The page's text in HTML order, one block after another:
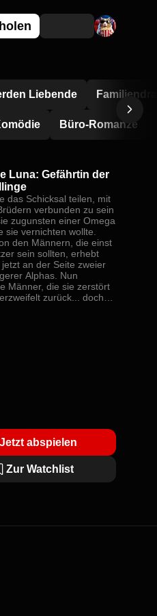
Liebende
Büro-Romanze
Luna: Gefährtin der
das Schicksal teilen, mit
verbunden zu sein
zugunsten einer Omega
sie vernichten wollte.
den Männern, die einst
sein sollten, erhebt
an der Seite zweier
Alphas. Nun
Männer, die sie zerstört
zurück... doch
Jetzt abspielen
Zur Watchlist